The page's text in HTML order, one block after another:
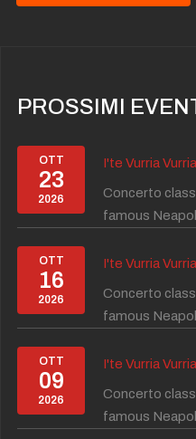
PROSSIMI
OTT
23
2026
I'te Vurria
Concerto
famous
OTT
16
2026
I'te Vurria
Concerto
famous
OTT
09
2026
I'te Vurria
Concerto
famous